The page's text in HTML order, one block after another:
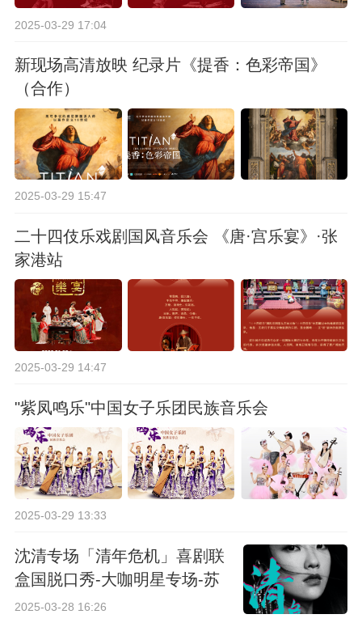
2025-03-29 17:04
新现场高清放映 纪录片《提香：色彩帝国》
（合作）
2025-03-29 15:47
二十四伎乐戏剧国风音乐会 《唐·宫乐宴》·张
家港站
2025-03-29 14:47
"紫凤鸣乐"中国女子乐团民族音乐会
2025-03-29 13:33
沈清专场「清年危机」喜剧联
盒国脱口秀-大咖明星专场-苏
州站
2025-03-28 16:26